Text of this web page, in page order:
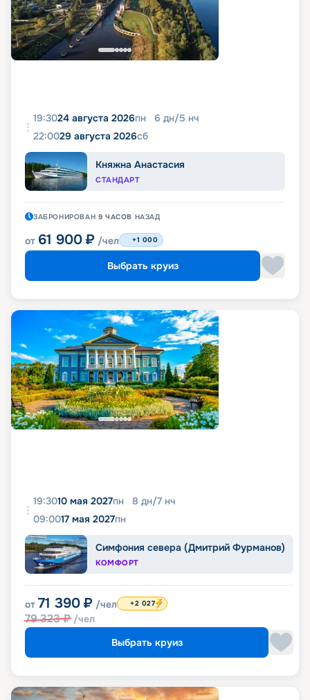
19:3024 августа 2026пн 6 дн/5 нч
22:0029 августа 2026сб
Княжна Анастасия
СТАНДАРТ
ЗАБРОНИРОВАН 9 ЧАСОВ НАЗАД
от 61 900 ₽ /чел +1 000
Выбрать круиз
19:3010 мая 2027пн 8 дн/7 нч
09:0017 мая 2027пн
Симфония севера (Дмитрий Фурманов)
КОМФОРТ
от 71 390 ₽ /чел
79 323₽ /чел
+2 027
Выбрать круиз